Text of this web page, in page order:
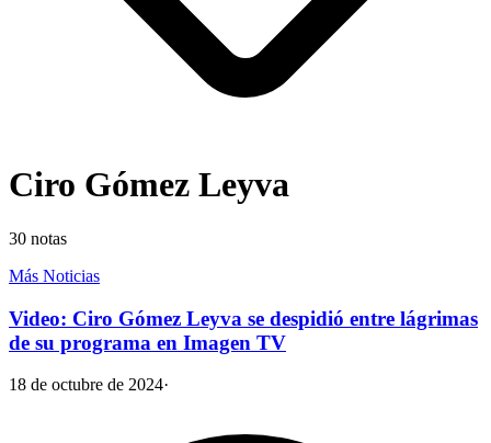
Ciro Gómez Leyva
30 notas
Más Noticias
Video: Ciro Gómez Leyva se despidió entre lágrimas
de su programa en Imagen TV
18 de octubre de 2024·